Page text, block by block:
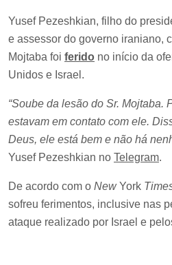
Yusef Pezeshkian, filho do
e assessor do governo iraniano,
Mojtaba foi ferido no início da
Unidos e Israel.
“Soube da lesão do Sr. Mojtaba.
estavam em contato com ele.
Deus, ele está bem e não há
Yusef Pezeshkian no Telegram.
De acordo com o NewYork
sofreu ferimentos, inclusive nas
ataque realizado por Israel e